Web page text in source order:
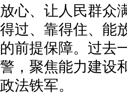
放心、让人民群众
得过、靠得住、能
的前提保障。过去
警，聚焦能力建设
政法铁军。